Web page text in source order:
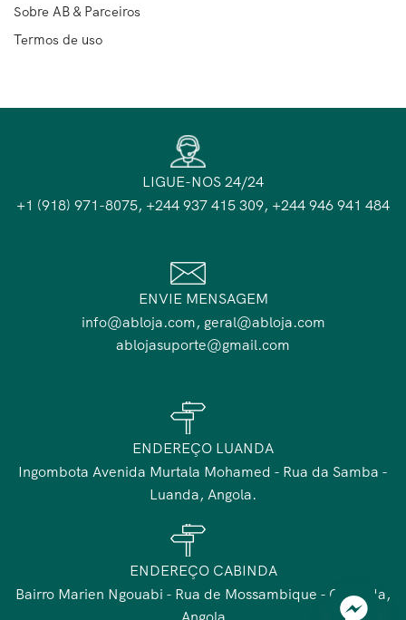
Sobre AB & Parceiros
Termos de uso
LIGUE-NOS 24/24
+1 (918) 971-8075, +244 937 415 309, +244 946 941 484
ENVIE MENSAGEM
info@abloja.com, geral@abloja.com
ablojasuporte@gmail.com
ENDEREÇO LUANDA
Ingombota Avenida Murtala Mohamed - Rua da Samba -
Luanda, Angola.
ENDEREÇO CABINDA
Bairro Marien Ngouabi - Rua de Mossambique - Cabinda,
Angola